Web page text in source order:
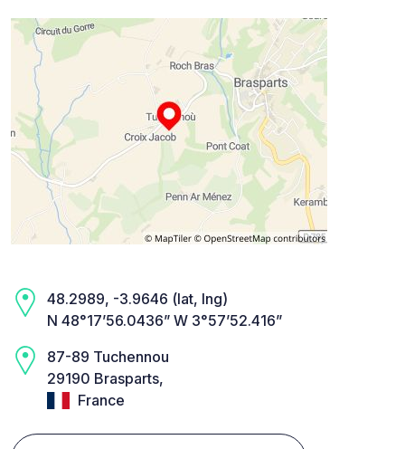
48.2989, -3.9646 (lat, lng)
N 48°17’56.0436” W 3°57’52.416”
87-89 Tuchennou
29190 Brasparts,
France